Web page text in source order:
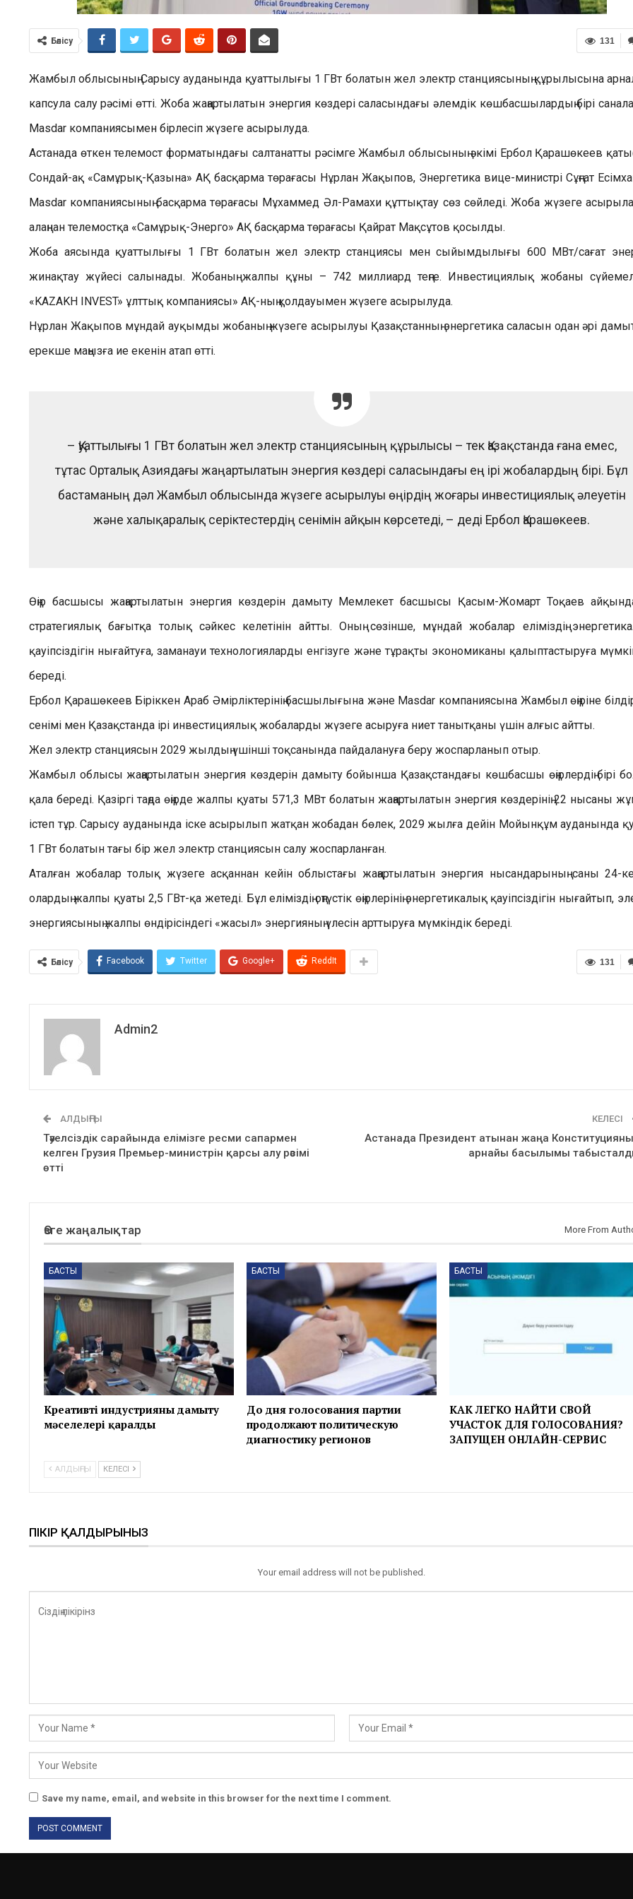
131
Бөлісу
Жамбыл облысының Сарысу ауданында қуаттылығы 1 ГВт болатын жел электр станциясының құрылысына
капсула салу рәсімі өтті. Жоба жаңартылатын энергия көздері саласындағы әлемдік көшбасшылардың бірі
Masdar компаниясымен бірлесіп жүзеге асырылуда.
Астанада өткен телемост форматындағы салтанатты рәсімге Жамбыл облысының әкімі Ербол Қарашөкеев
Сондай-ақ «Самұрық-Қазына» АҚ басқарма төрағасы Нұрлан Жақыпов, Энергетика вице-министрі Сұңғат
Masdar компаниясының басқарма төрағасы Мұхаммед Әл-Рамахи құттықтау сөз сөйледі. Жоба жүзеге
алаңнан телемостқа «Самұрық-Энерго» АҚ басқарма төрағасы Қайрат Мақсұтов қосылды.
Жоба аясында қуаттылығы 1 ГВт болатын жел электр станциясы мен сыйымдылығы 600 МВт/сағат
жинақтау жүйесі салынады. Жобаның жалпы құны – 742 миллиард теңге. Инвестициялық жобаны
«KAZAKH INVEST» ұлттық компаниясы» АҚ-ның қолдауымен жүзеге асырылуда.
Нұрлан Жақыпов мұндай ауқымды жобаның жүзеге асырылуы Қазақстанның энергетика саласын одан әрі
ерекше маңызға ие екенін атап өтті.
– Қуаттылығы 1 ГВт болатын жел электр станциясының құрылысы – тек Қазақстанда ғана емес,
тұтас Орталық Азиядағы жаңартылатын энергия көздері саласындағы ең ірі жобалардың бірі. Бұл
бастаманың дәл Жамбыл облысында жүзеге асырылуы өңірдің жоғары инвестициялық әлеуетін
және халықаралық серіктестердің сенімін айқын көрсетеді, – деді Ербол Қарашөкеев.
Өңір басшысы жаңартылатын энергия көздерін дамыту Мемлекет басшысы Қасым-Жомарт Тоқаев
стратегиялық бағытқа толық сәйкес келетінін айтты. Оның сөзінше, мұндай жобалар еліміздің
қауіпсіздігін нығайтуға, заманауи технологияларды енгізуге және тұрақты экономиканы қалыптастыруға
береді.
Ербол Қарашөкеев Біріккен Араб Әмірліктерінің басшылығына және Masdar компаниясына Жамбыл өңіріне
сенімі мен Қазақстанда ірі инвестициялық жобаларды жүзеге асыруға ниет танытқаны үшін алғыс айтты.
Жел электр станциясын 2029 жылдың үшінші тоқсанында пайдалануға беру жоспарланып отыр.
Жамбыл облысы жаңартылатын энергия көздерін дамыту бойынша Қазақстандағы көшбасшы өңірлердің бірі
қала береді. Қазіргі таңда өңірде жалпы қуаты 571,3 МВт болатын жаңартылатын энергия көздерінің 22 нысаны
істеп тұр. Сарысу ауданында іске асырылып жатқан жобадан бөлек, 2029 жылға дейін Мойынқұм ауданында
1 ГВт болатын тағы бір жел электр станциясын салу жоспарланған.
Аталған жобалар толық жүзеге асқаннан кейін облыстағы жаңартылатын энергия нысандарының саны 24-
олардың жалпы қуаты 2,5 ГВт-қа жетеді. Бұл еліміздің оңтүстік өңірлерінің энергетикалық қауіпсіздігін нығайтып,
энергиясының жалпы өндірісіндегі «жасыл» энергияның үлесін арттыруға мүмкіндік береді.
131
Бөлісу Facebook Twitter Google+ ReddIt
Admin2
АЛДЫҢҒЫ
Тәуелсіздік сарайында елімізге ресми сапармен
келген Грузия Премьер-министрін қарсы алу рәсімі
өтті
КЕЛЕСІ
Астанада Президент атынан жаңа
арнайы басылымы
Өзге жаңалықтар More From
БАСТЫ
Креативті индустрияны дамыту
мәселелері қаралды
БАСТЫ
До дня голосования партии
продолжают политическую
диагностику регионов
БАСТЫ
КАК ЛЕГКО НАЙТИ СВОЙ
УЧАСТОК ДЛЯ ГОЛОСОВАНИЯ?
ЗАПУЩЕН ОНЛАЙН-СЕРВИС
АЛДЫҢҒЫ КЕЛЕСІ
ПІКІР ҚАЛДЫРЫНЫЗ
Your email address will not be published.
Save my name, email, and website in this browser for the next time I comment.